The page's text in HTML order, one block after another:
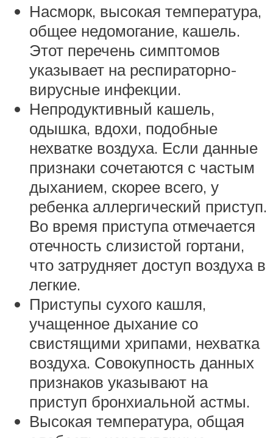
Насморк, высокая температура,
общее недомогание, кашель.
Этот перечень симптомов
указывает на респираторно-
вирусные инфекции.
Непродуктивный кашель,
одышка, вдохи, подобные
нехватке воздуха. Если данные
признаки сочетаются с частым
дыханием, скорее всего, у
ребенка аллергический приступ.
Во время приступа отмечается
отечность слизистой гортани,
что затрудняет доступ воздуха в
легкие.
Приступы сухого кашля,
учащенное дыхание со
свистящими хрипами, нехватка
воздуха. Совокупность данных
признаков указывают на
приступ бронхиальной астмы.
Высокая температура, общая